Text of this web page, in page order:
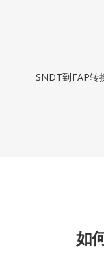
SNDT到FAP转
如